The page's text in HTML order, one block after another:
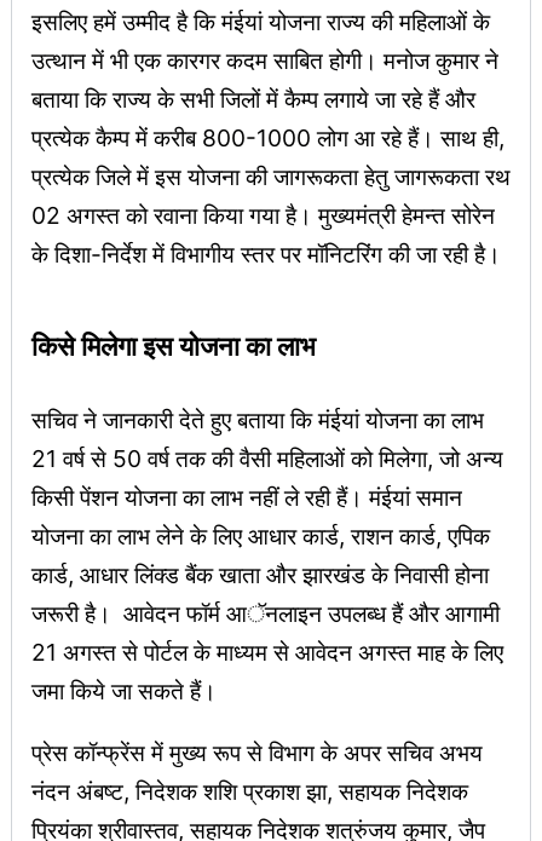
इसलिए हमें उम्मीद है कि मंईयां योजना राज्य की महिलाओं के
उत्थान में भी एक कारगर कदम साबित होगी। मनोज कुमार ने
बताया कि राज्य के सभी जिलों में कैम्प लगाये जा रहे हैं और
प्रत्येक कैम्प में करीब 800-1000 लोग आ रहे हैं। साथ ही,
प्रत्येक जिले में इस योजना की जागरूकता हेतु जागरूकता रथ
02 अगस्त को रवाना किया गया है। मुख्यमंत्री हेमन्त सोरेन
के दिशा-निर्देश में विभागीय स्तर पर मॉनिटरिंग की जा रही है।
किसे मिलेगा इस योजना का लाभ
सचिव ने जानकारी देते हुए बताया कि मंईयां योजना का लाभ
21 वर्ष से 50 वर्ष तक की वैसी महिलाओं को मिलेगा, जो अन्य
किसी पेंशन योजना का लाभ नहीं ले रही हैं। मंईयां समान
योजना का लाभ लेने के लिए आधार कार्ड, राशन कार्ड, एपिक
कार्ड, आधार लिंक्ड बैंक खाता और झारखंड के निवासी होना
जरूरी है। आवेदन फॉर्म आॅनलाइन उपलब्ध हैं और आगामी
21 अगस्त से पोर्टल के माध्यम से आवेदन अगस्त माह के लिए
जमा किये जा सकते हैं।
प्रेस कॉन्फ्रेंस में मुख्य रूप से विभाग के अपर सचिव अभय
नंदन अंबष्ट, निदेशक शशि प्रकाश झा, सहायक निदेशक
प्रियंका श्रीवास्तव, सहायक निदेशक शत्रुंजय कुमार, जैप